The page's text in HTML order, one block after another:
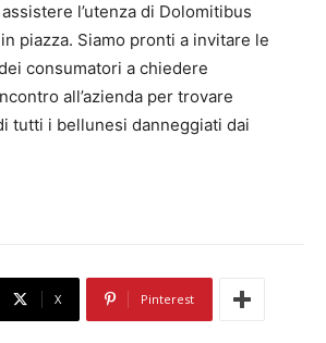
l’utenza di Dolomitibus
piazza. Siamo pronti a invitare le
consumatori a chiedere
all’azienda per trovare
tutti i bellunesi danneggiati dai
X Pinterest